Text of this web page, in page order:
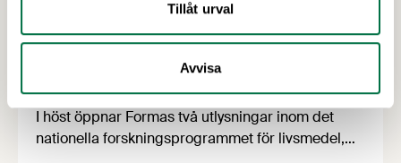
Tillåt urval
Avvisa
Utlysningar: Forskning och Innovation
med fokus på försörjning
2 JULI 2026
I höst öppnar Formas två utlysningar inom det
nationella forskningsprogrammet för livsmedel,